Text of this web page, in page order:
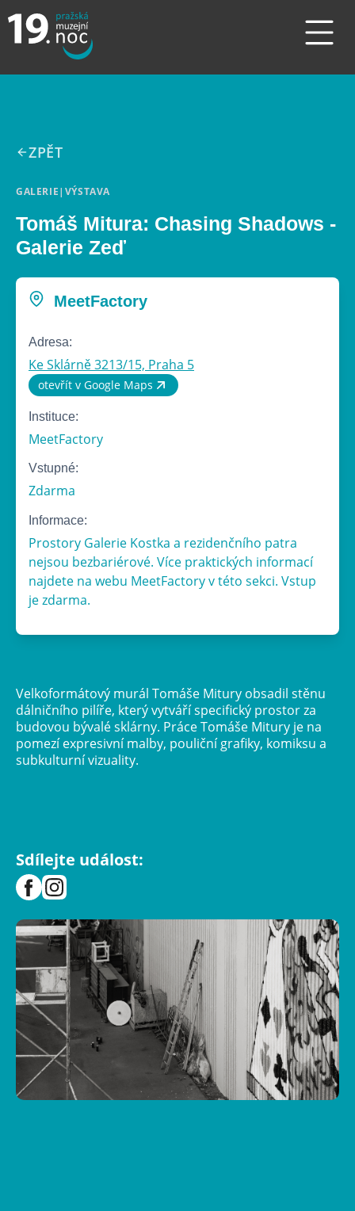
ZPĚT
GALERIE| VÝSTAVA
Tomáš Mitura: Chasing Shadows -
Galerie Zeď
MeetFactory
Adresa:
Ke Sklárně 3213/15, Praha 5
otevřít v Google Maps
Instituce:
MeetFactory
Vstupné:
Zdarma
Informace:
Prostory Galerie Kostka a rezidenčního patra
nejsou bezbariérové. Více praktických informací
najdete na webu MeetFactory v této sekci. Vstup
je zdarma.
Velkoformátový murál Tomáše Mitury obsadil stěnu
dálničního pilíře, který vytváří specifický prostor za
budovou bývalé sklárny. Práce Tomáše Mitury je na
pomezí expresivní malby, pouliční grafiky, komiksu a
subkulturní vizuality.
Sdílejte událost: